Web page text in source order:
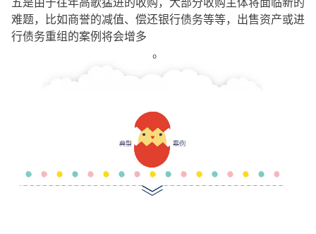
难题，比如商誉的减值、偿还银行债务等等，出售资产或进
行债务重组的案例将会增多
。